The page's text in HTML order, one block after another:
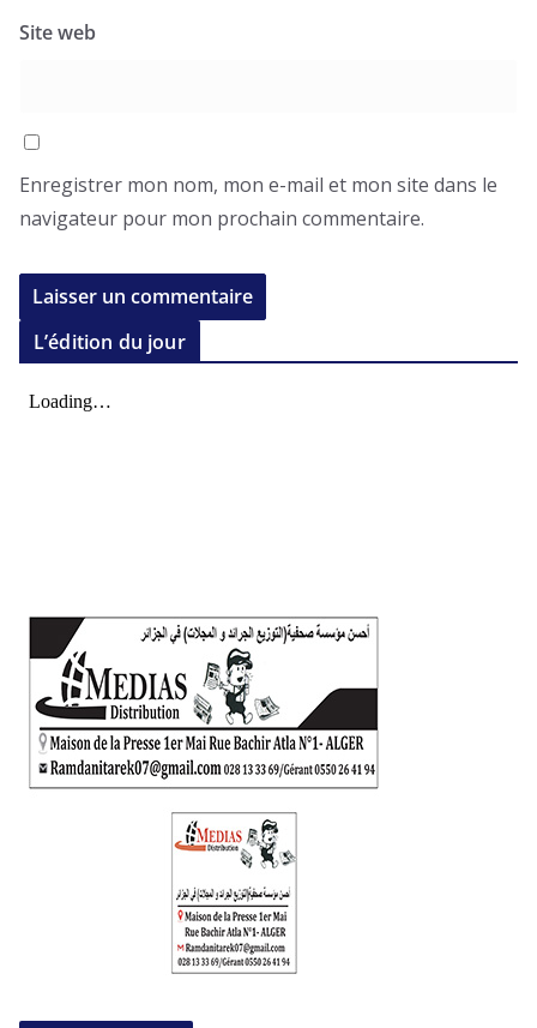
Site web
Enregistrer mon nom, mon e-mail et mon site dans le
navigateur pour mon prochain commentaire.
L’édition du jour